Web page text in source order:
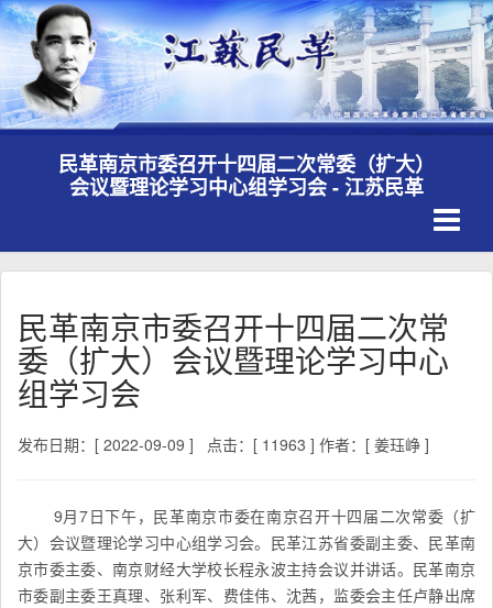
民革南京市委召开十四届二次常委（扩大）
会议暨理论学习中心组学习会 - 江苏民革
民革南京市委召开十四届二次常
委（扩大）会议暨理论学习中心
组学习会
发布日期：[ 2022-09-09 ] 点击：[ 11963 ] 作者：[ 姜珏峥 ]
9月7日下午，民革南京市委在南京召开十四届二次常委（扩
大）会议暨理论学习中心组学习会。民革江苏省委副主委、民革南
京市委主委、南京财经大学校长程永波主持会议并讲话。民革南京
市委副主委王真理、张利军、费佳伟、沈茜，监委会主任卢静出席